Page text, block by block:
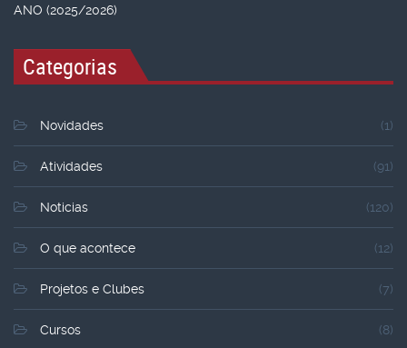
ANO (2025/2026)
Categorias
Novidades (1)
Atividades (91)
Noticias (120)
O que acontece (12)
Projetos e Clubes (7)
Cursos (8)